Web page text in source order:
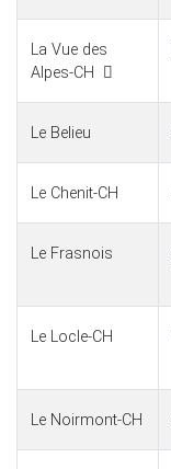
La Vue des
Alpes-CH
Le Belieu
Le Chenit-CH
Le Frasnois
Le Locle-CH
Le Noirmont-CH